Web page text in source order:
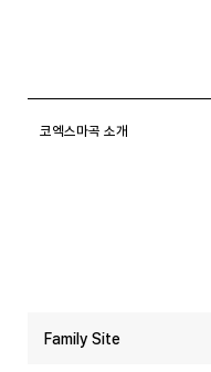
코엑스마곡 소개
Family Site